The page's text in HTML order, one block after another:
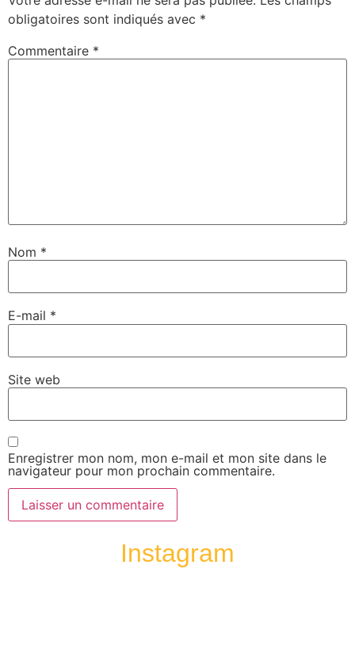
obligatoires sont indiqués avec *
Commentaire *
Nom *
E-mail *
Site web
Enregistrer mon nom, mon e-mail et mon site dans le
navigateur pour mon prochain commentaire.
Instagram